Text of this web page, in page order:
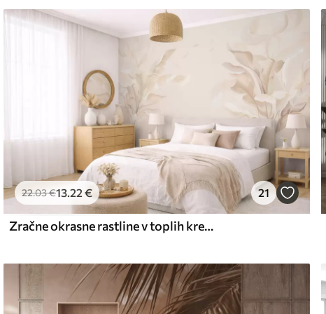
and Stick
49.00€/m²
22.03€13 .22 € 21
Zračne okrasne rastline v toplih kremastih odtenkih